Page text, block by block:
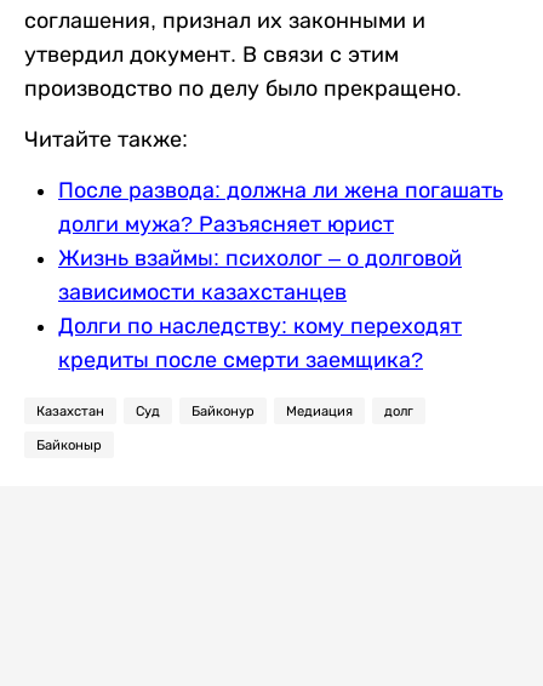
соглашения, признал их законными и
утвердил документ. В связи с этим
производство по делу было прекращено.
Читайте также:
После развода: должна ли жена погашать
долги мужа? Разъясняет юрист
Жизнь взаймы: психолог – о долговой
зависимости казахстанцев
Долги по наследству: кому переходят
кредиты после смерти заемщика?
Казахстан Суд Байконур Медиация долг
Байконыр